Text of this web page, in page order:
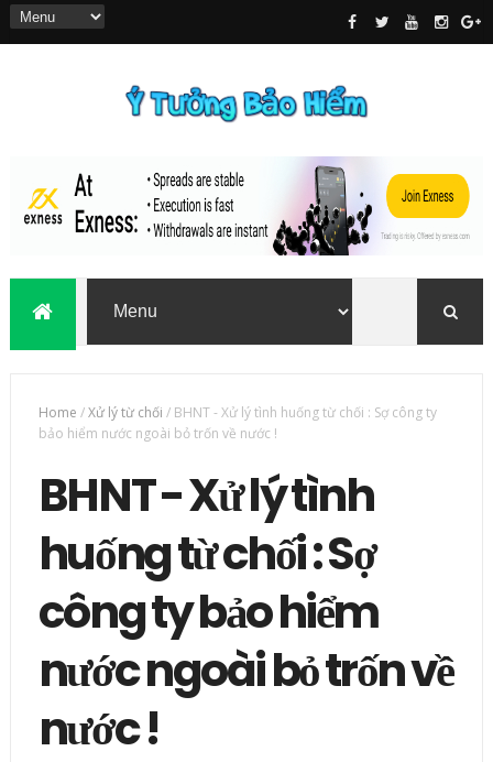
Home /Xử lý từ chối / BHNT - Xử lý tình huống từ chối : Sợ công ty
bảo hiểm nước ngoài bỏ trốn về nước !
BHNT - Xử lý tình
huống từ chối : Sợ
công ty bảo hiểm
nước ngoài bỏ trốn về
nước !